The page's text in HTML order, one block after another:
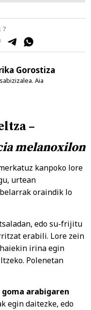
7
Gorostiza
Aia
–
melanoxilon
kanpoko lore
urtean
oraindik lo
edo su-frijitu
erabili. Lore zein
irina egin
Polenetan
goma arabigaren
egin daitezke, edo